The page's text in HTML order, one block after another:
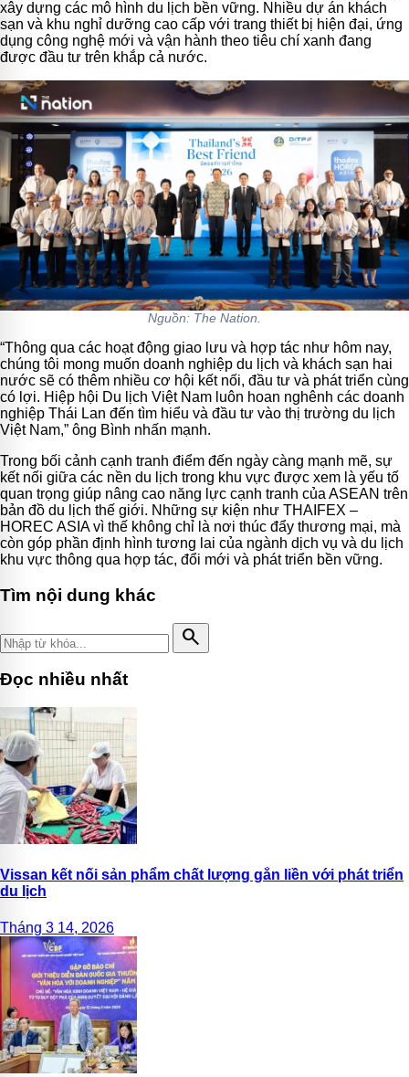
xây dựng các mô hình du lịch bền vững. Nhiều dự án khách
sạn và khu nghỉ dưỡng cao cấp với trang thiết bị hiện đại, ứng
dụng công nghệ mới và vận hành theo tiêu chí xanh đang
được đầu tư trên khắp cả nước.
Nguồn: The Nation.
“Thông qua các hoạt động giao lưu và hợp tác như hôm nay,
chúng tôi mong muốn doanh nghiệp du lịch và khách sạn hai
nước sẽ có thêm nhiều cơ hội kết nối, đầu tư và phát triển cùng
có lợi. Hiệp hội Du lịch Việt Nam luôn hoan nghênh các doanh
nghiệp Thái Lan đến tìm hiểu và đầu tư vào thị trường du lịch
Việt Nam,” ông Bình nhấn mạnh.
Trong bối cảnh cạnh tranh điểm đến ngày càng mạnh mẽ, sự
kết nối giữa các nền du lịch trong khu vực được xem là yếu tố
quan trọng giúp nâng cao năng lực cạnh tranh của ASEAN trên
bản đồ du lịch thế giới. Những sự kiện như THAIFEX –
HOREC ASIA vì thế không chỉ là nơi thúc đẩy thương mại, mà
còn góp phần định hình tương lai của ngành dịch vụ và du lịch
khu vực thông qua hợp tác, đổi mới và phát triển bền vững.
Tìm nội dung khác
search
Đọc nhiều nhất
Vissan kết nối sản phẩm chất lượng gắn liền với phát triển
du lịch
Tháng 3 14, 2026